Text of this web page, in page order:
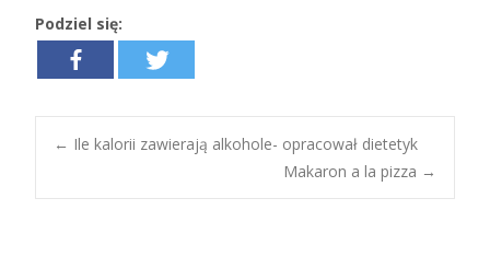
Podziel się:
Post navigation
← Ile kalorii zawierają alkohole- opracował dietetyk
Makaron a la pizza →